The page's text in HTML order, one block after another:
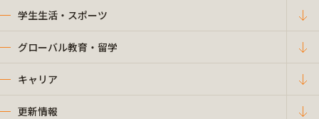
学生生活・スポーツ
グローバル教育・留学
キャリア
更新情報